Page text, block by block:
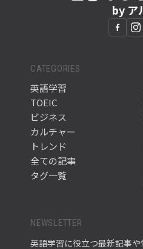
by ア
CATEGORIES
英語学習
TOEIC
ビジネス
カルチャー
トレンド
全ての記事
タグ一覧
NEWSLETTER
英語学習に役立つ最新記事や